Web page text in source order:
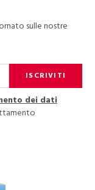
sulle nostre
ISCRIVITI
dei dati